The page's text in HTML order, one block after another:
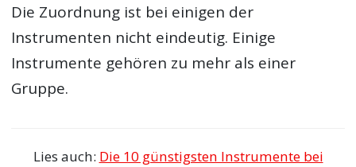
Die Zuordnung ist bei einigen der
Instrumenten nicht eindeutig. Einige
Instrumente gehören zu mehr als einer
Gruppe.
Lies auch: Die 10 günstigsten Instrumente bei